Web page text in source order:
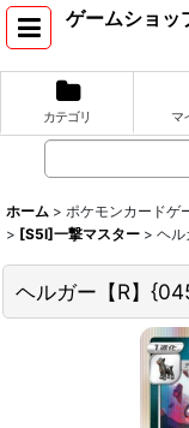
ゲームショッ
カテゴリ マ
ホーム > ポケモンカードゲ
> [S5I]一撃マスター > ヘ
ヘルガー【R】